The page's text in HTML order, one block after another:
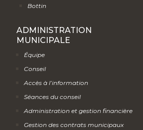
Bottin
ADMINISTRATION
MUNICIPALE
Équipe
Conseil
Accès à l’information
Séances du conseil
Administration et gestion financière
Gestion des contrats municipaux